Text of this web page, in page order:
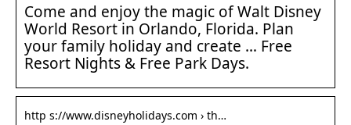
Come and enjoy the magic of Walt Disney
World Resort in Orlando, Florida. Plan
your family holiday and create … Free
Resort Nights & Free Park Days.
http s://www.disneyholidays.com › th…